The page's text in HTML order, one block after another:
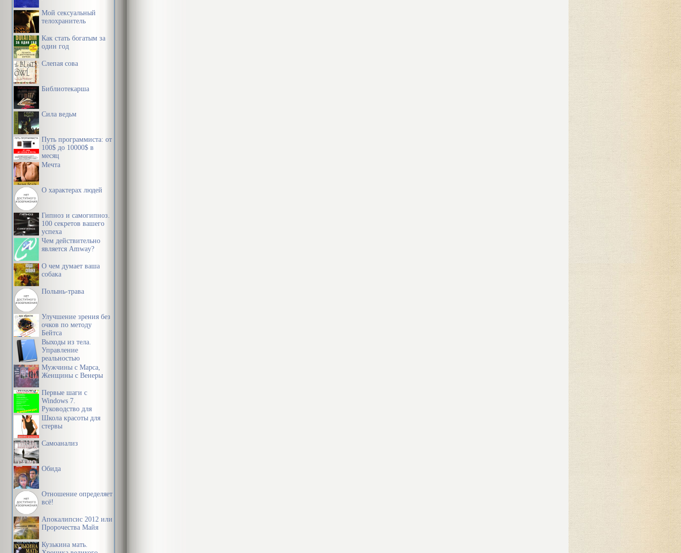
предметной среды,
информации и
времени
Мой сексуальный
телохранитель
Как стать богатым за
один год
Слепая сова
Библиотекарша
Сила ведьм
Путь программиста: от
100$ до 10000$ в
месяц
Мечта
О характерах людей
Гипноз и самогипноз.
100 секретов вашего
успеха
Чем действительно
является Amway?
О чем думает ваша
собака
Полынь-трава
Улучшение зрения без
очков по методу
Бейтса
Выходы из тела.
Управление
реальностью
Мужчины с Марса,
Женщины с Венеры
Первые шаги с
Windows 7.
Руководство для
начинающих
Школа красоты для
стервы
Самоанализ
Обида
Отношение определяет
всё!
Апокалипсис 2012 или
Пророчества Майя
Кузькина мать.